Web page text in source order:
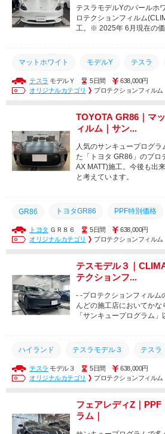
ルーフガラス保護フィルム 断熱カーフ
透明遮熱カーフィルム GZOXリアルガラ
テスラモデルYのパールホ
ロテクションフィルム
工。※ 2025年 6月現在の価
マットホワイト モデルY テスラ
マットプロテクションフィルム マット化
ペイントプロテクションフィルム
プロテクションフィルム CLIMAXIDEAL
フルカープロテクションフィルム PPF
テスラ モデルＹ 5日間
638,000円
オリジナルカテゴリ
プロテクションフィルム
TOYOTA GR86｜マ
ィルム｜サン...
人気のサンキュープログラ
た「トヨタ GR86」のプロ
AX MATT)施工。今後も出
と考えています。
GR86 トヨタGR86 PPF特別価格
カラープロテクションフィルム PPF特別
プロテクションフィルム CLIMAXPPF
ペイントプロテクションフィルム フル
サンキュープログラム カラーチェンジ
マットブラック化
トヨタ ＧＲ８６ 5日間
638,000円
オリジナルカテゴリ
プロテクションフィルム
テスモデル３｜
テクションフ...
- -プロテクションフィルム
んどの施工店においてかな
「サンキュープログラム」
ハイランド テスラモデル３ テスラ
フルラッピング マットプロテクションフ
フルプロテクションフィルム ペイント
CLIMAXPPF プロテクションフィルム
テスラ モデル３ 5日間
638,000円
オリジナルカテゴリ
プロテクションフィルム
フェアレディZ｜
ラム｜